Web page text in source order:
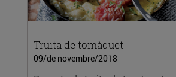
Truita de tomàquet
09/de novembre/2018